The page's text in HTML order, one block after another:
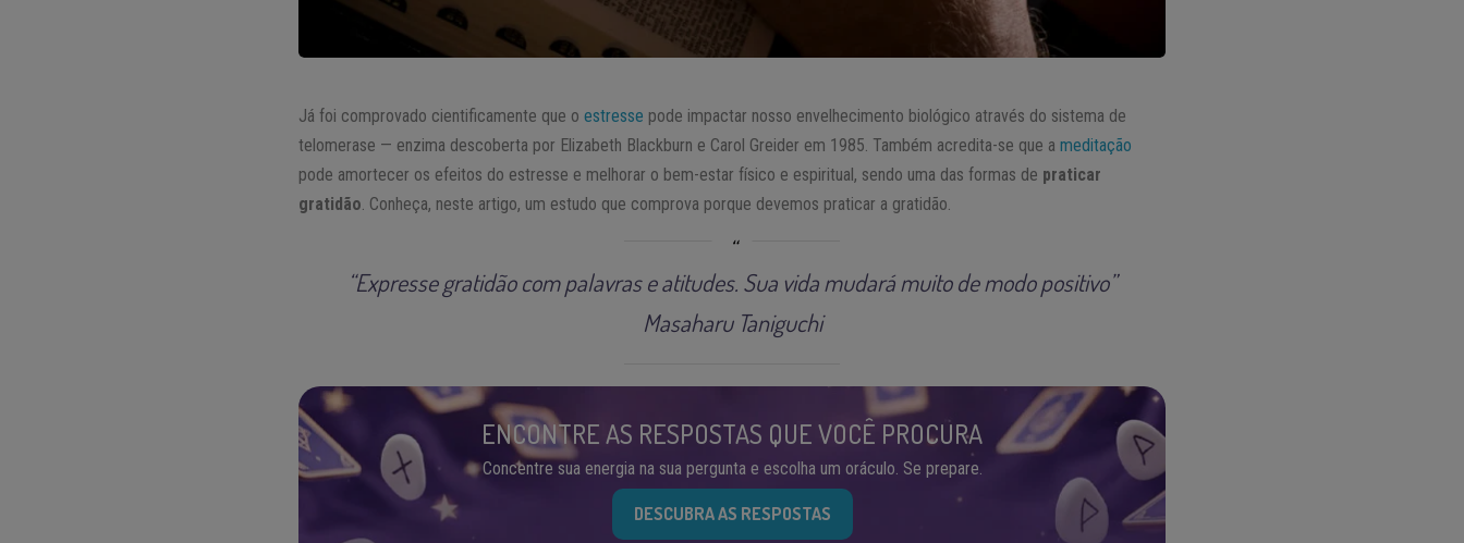
Já foi comprovado cientificamente que oestresse pode impactar nosso envelhecimento biológico através do sistema de
telomerase — enzima descoberta por Elizabeth Blackburn e Carol Greider em 1985. Também acredita-se que ameditação
pode amortecer os efeitos do estresse e melhorar o bem-estar físico e espiritual, sendo uma das formas de praticar
gratidão. Conheça, neste artigo, um estudo que comprova porque devemos praticar a gratidão.
“Expresse gratidão com palavras e atitudes. Sua vida mudará muito de modo positivo”
Masaharu Taniguchi
ENCONTRE AS RESPOSTAS QUE VOCÊ PROCURA
Concentre sua energia na sua pergunta e escolha um oráculo. Se prepare.
DESCUBRA AS RESPOSTAS